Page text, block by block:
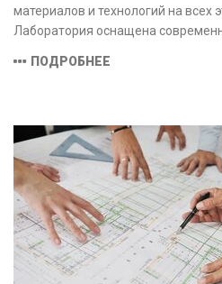
материалов и технологий на всех
Лаборатория оснащена
соответствующими заявленной
ПОДРОБНЕЕ